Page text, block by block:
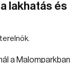
lakhatás és